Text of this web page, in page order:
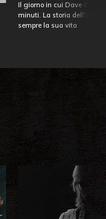
Il giorno in cui Dave
minuti. La storia
sempre la sua vita